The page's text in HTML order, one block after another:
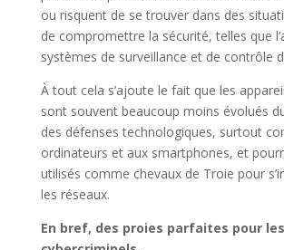
ou risquent de se trouver dans des
de compromettre la sécurité, telles que
systèmes de surveillance et de contrôle
À tout cela s’ajoute le fait que les
sont souvent beaucoup moins évolués
des défenses technologiques, surtout
ordinateurs et aux smartphones, et
utilisés comme chevaux de Troie pour
les réseaux.
En bref, des proies parfaites pour les